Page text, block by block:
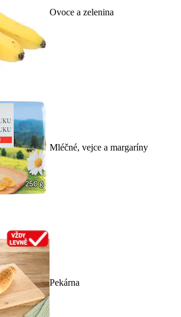
Ovoce a zelenina
Mléčné, vejce a margaríny
Pekárna